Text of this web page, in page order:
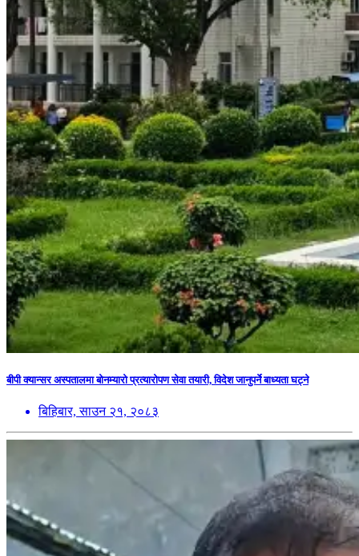
बीपी क्यान्सर अस्पतालमा बोनम्यारो प्रत्यारोपण सेवा तयारी, विदेश जानुपर्ने बाध्यता घट्ने
बिहिबार, साउन २१, २०८३